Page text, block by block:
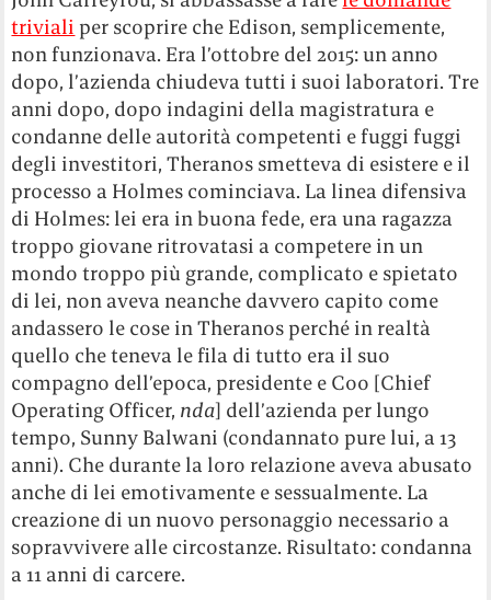
triviali per scoprire che Edison, semplicemente,
non funzionava. Era l’ottobre del 2015: un anno
dopo, l’azienda chiudeva tutti i suoi laboratori. Tre
anni dopo, dopo indagini della magistratura e
condanne delle autorità competenti e fuggi fuggi
degli investitori, Theranos smetteva di esistere e il
processo a Holmes cominciava. La linea difensiva
di Holmes: lei era in buona fede, era una ragazza
troppo giovane ritrovatasi a competere in un
mondo troppo più grande, complicato e spietato
di lei, non aveva neanche davvero capito come
andassero le cose in Theranos perché in realtà
quello che teneva le fila di tutto era il suo
compagno dell’epoca, presidente e Coo [Chief
Operating Officer, nda] dell’azienda per lungo
tempo, Sunny Balwani (condannato pure lui, a 13
anni). Che durante la loro relazione aveva abusato
anche di lei emotivamente e sessualmente. La
creazione di un nuovo personaggio necessario a
sopravvivere alle circostanze. Risultato: condanna
a 11 anni di carcere.